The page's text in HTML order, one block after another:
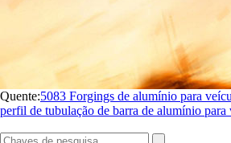
Quente:5083 Forgings de alumínio para
perfil de tubulação de barra de alumínio